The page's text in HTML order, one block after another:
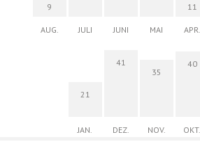
9
AUG. JULI JUNI MAI
11
APR.
21
JAN.
41
DEZ.
35
NOV.
40
OKT.